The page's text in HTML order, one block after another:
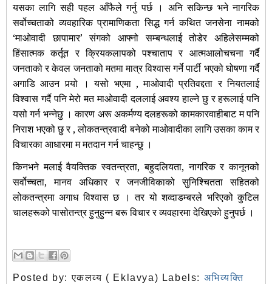
यसका लागि सही पहल आँफैले गर्नु पर्छ । अनि सकिन्छ भने नागरिक
सर्वोच्चताको व्यवहारिक प्रामाणिकता सिद्ध गर्न कथित जनसेना नामको
‘माओवादी छापामार’ संगको आफ्नो सम्बन्धलाई तोडेर अहिलेसम्मको
हिंसात्मक कर्तूत र क्रियकलापको पश्चाताप र आत्मआलोचचना गर्दै
जनताको र केवल जनताको मतमा मात्र विश्वास गर्ने पार्टी भएको घोषणा गर्दै
अगाडि आउन पर्‍यो । यसो भएमा , माओवादी प्रतिवद्दता र नियतलाई
विश्वास गर्दै पनि मेरो मत माओवादी दललाई अवश्य हाल्ने छु र हरूलाई पनि
यसो गर्न भन्नेछु । कारण अरू अकर्मण्य दलहरूको कामकारवाहीबाट म पनि
निराश भएको छु र , लोकतन्त्रवादी बनेको माओवादीका लागि उसका काम र
विचारका आधारमा म मतदान गर्न चाहन्छु ।
किनभने मलाई वैयक्तिक स्वतन्त्रता, बहुदलियता, नागरिक र कानूनको
सर्वोच्चता, मानव अधिकार र जनजीविकाको सुनिश्चितता सहितको
लोकतन्त्रमा अगाध विश्वास छ । तर यो शव्दाडम्बरले भरिएको कुटिल
चालहरूको पासोतन्त्र हुनुहुन्न बरू विचार र व्यवहारमा देखिएको हुनुपर्छ ।
Posted by:एकलव्य ( Eklavya) Labels: अभिव्यक्ति